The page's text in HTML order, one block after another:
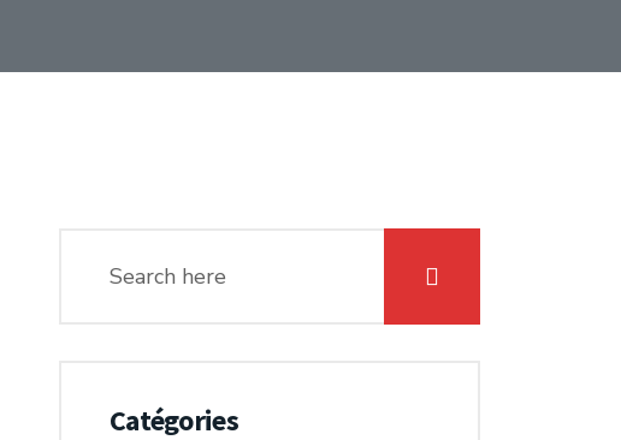
Catégories